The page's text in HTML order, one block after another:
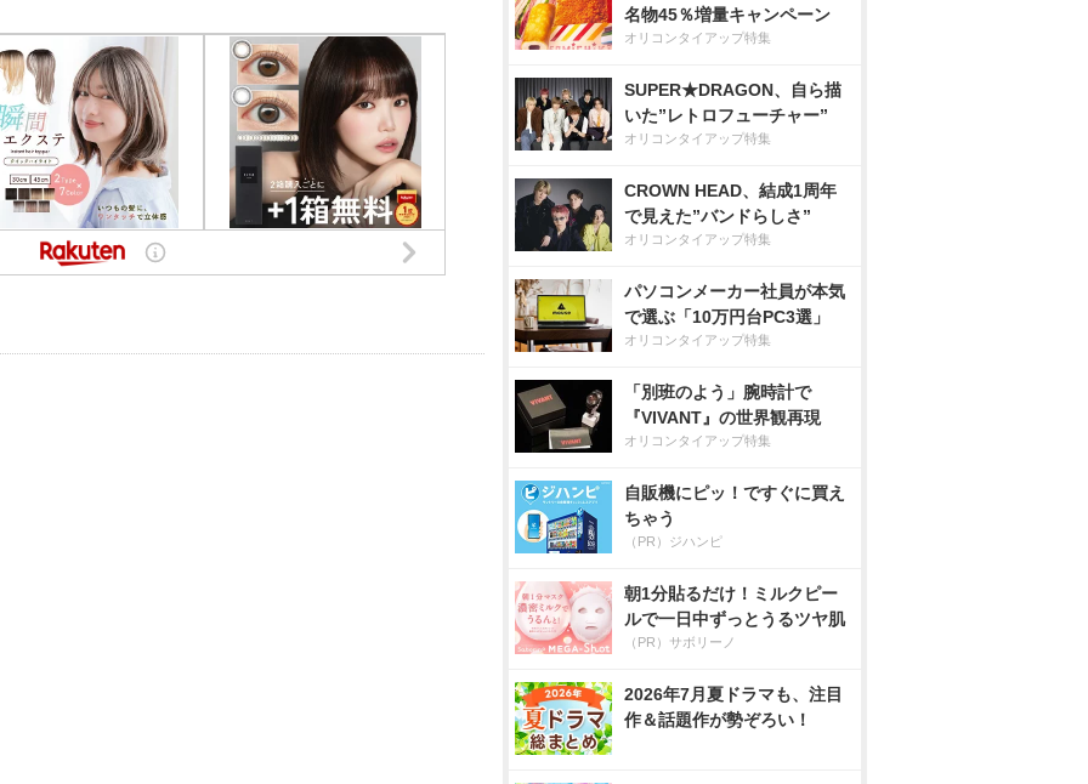
名物45％増量キャンペーン
オリコンタイアップ特集
SUPER★DRAGON、自ら描
いた”レトロフューチャー”
オリコンタイアップ特集
CROWN HEAD、結成1周年
で見えた”バンドらしさ”
オリコンタイアップ特集
パソコンメーカー社員が本気
で選ぶ「10万円台PC3選」
オリコンタイアップ特集
「別班のよう」腕時計で
『VIVANT』の世界観再現
オリコンタイアップ特集
自販機にピッ！ですぐに買え
ちゃう
（PR）ジハンピ
朝1分貼るだけ！ミルクピー
ルで一日中ずっとうるツヤ肌
（PR）サボリーノ
2026年7月夏ドラマも、注目
作＆話題作が勢ぞろい！